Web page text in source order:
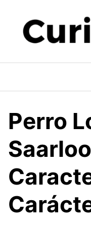
contenido
Perro